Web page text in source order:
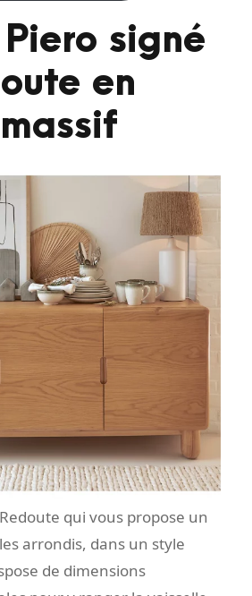
signé
en
qui vous propose un
arrondis, dans un style
de dimensions